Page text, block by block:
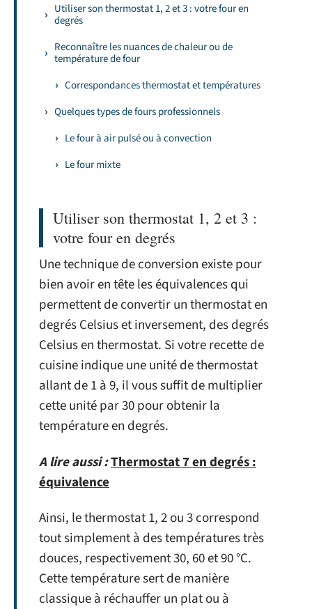
Utiliser son thermostat 1, 2 et 3 : votre four en
degrés
Reconnaître les nuances de chaleur ou de
température de four
Correspondances thermostat et températures
Quelques types de fours professionnels
Le four à air pulsé ou à convection
Le four mixte
Utiliser son thermostat 1, 2 et 3 :
votre four en degrés
Une technique de conversion existe pour
bien avoir en tête les équivalences qui
permettent de convertir un thermostat en
degrés Celsius et inversement, des degrés
Celsius en thermostat. Si votre recette de
cuisine indique une unité de thermostat
allant de 1 à 9, il vous suffit de multiplier
cette unité par 30 pour obtenir la
température en degrés.
A lire aussi :Thermostat 7 en degrés :
équivalence
Ainsi, le thermostat 1, 2 ou 3 correspond
tout simplement à des températures très
douces, respectivement 30, 60 et 90 °C.
Cette température sert de manière
classique à réchauffer un plat ou à